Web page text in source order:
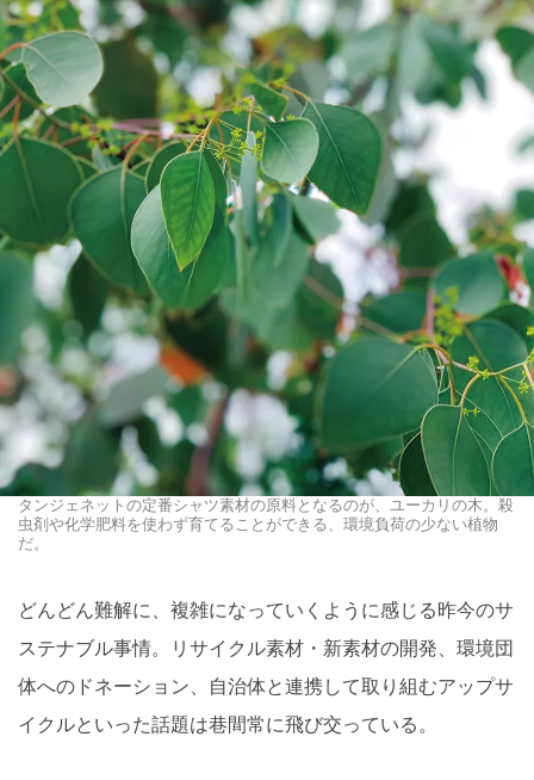
タンジェネットの定番シャツ素材の原料となるのが、ユーカリの木。殺
虫剤や化学肥料を使わず育てることができる、環境負荷の少ない植物
だ。
どんどん難解に、複雑になっていくように感じる昨今のサ
ステナブル事情。リサイクル素材・新素材の開発、環境団
体へのドネーション、自治体と連携して取り組むアップサ
イクルといった話題は巷間常に飛び交っている。